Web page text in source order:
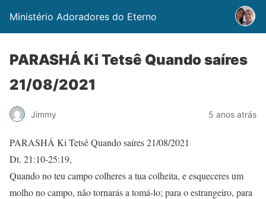
Ministério Adoradores do Eterno
PARASHÁ Ki Tetsê Quando saíres
21/08/2021
Jimmy 5 anos atrás
PARASHÁ Ki Tetsê Quando saíres 21/08/2021
Dt. 21:10-25:19,
Quando no teu campo colheres a tua colheita, e esqueceres um
molho no campo, não tornarás a tomá-lo; para o estrangeiro, para